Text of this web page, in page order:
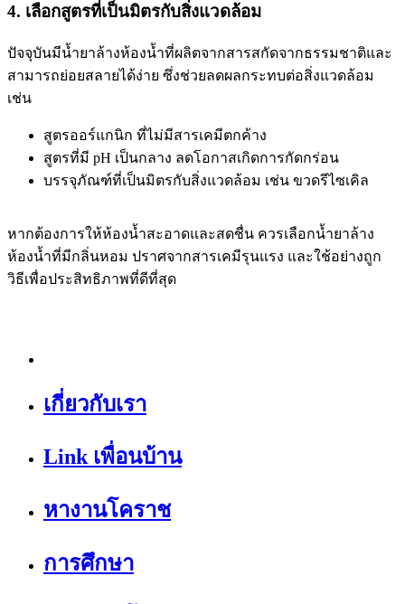
4. เลือกสูตรที่เป็นมิตรกับสิ่งแวดล้อม
ปัจจุบันมีน้ำยาล้างห้องน้ำที่ผลิตจากสารสกัดจากธรรมชาติและ
สามารถย่อยสลายได้ง่าย ซึ่งช่วยลดผลกระทบต่อสิ่งแวดล้อม
เช่น
สูตรออร์แกนิก ที่ไม่มีสารเคมีตกค้าง
สูตรที่มี pH เป็นกลาง ลดโอกาสเกิดการกัดกร่อน
บรรจุภัณฑ์ที่เป็นมิตรกับสิ่งแวดล้อม เช่น ขวดรีไซเคิล
หากต้องการให้ห้องน้ำสะอาดและสดชื่น ควรเลือกน้ำยาล้าง
ห้องน้ำที่มีกลิ่นหอม ปราศจากสารเคมีรุนแรง และใช้อย่างถูก
วิธีเพื่อประสิทธิภาพที่ดีที่สุด
เกี่ยวกับเรา
Link เพื่อนบ้าน
หางานโคราช
การศึกษา